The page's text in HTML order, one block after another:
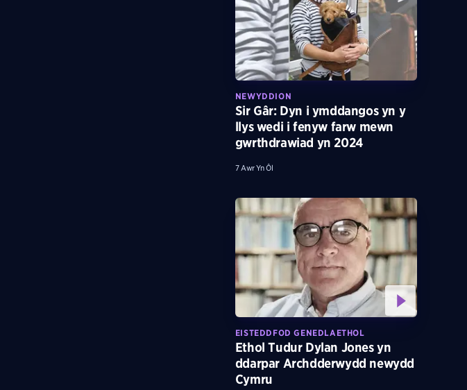
NEWYDDION
Sir Gâr: Dyn i ymddangos yn y
llys wedi i fenyw farw mewn
gwrthdrawiad yn 2024
7 Awr Yn Ôl
EISTEDDFOD GENEDLAETHOL
Ethol Tudur Dylan Jones yn
ddarpar Archdderwydd newydd
Cymru